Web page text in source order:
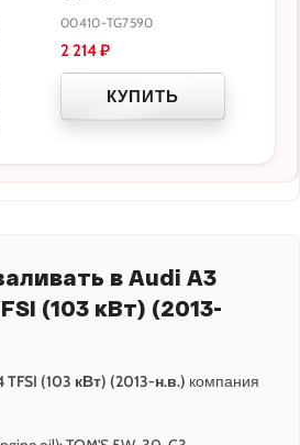
00410-TG7590
2 214₽
КУПИТЬ
в Audi A3
(103 кВт) (2013-
TFSI (103 кВт) (2013-н.в.) компания